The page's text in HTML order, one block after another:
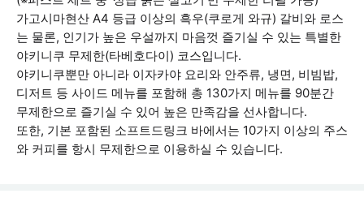
가고시마현산 A4 등급 이상의 흑우(쿠로게 와규) 갈비와 로스
는 물론, 인기가 높은 우설까지 마음껏 즐기실 수 있는 특별한
야키니쿠 무제한(타베호다이) 코스입니다.
야키니쿠뿐만 아니라 이자카야 요리와 안주류, 냉면, 비빔밥,
디저트 등 사이드 메뉴를 포함해 총 130가지 메뉴를 90분간
무제한으로 즐기실 수 있어 높은 만족감을 선사합니다.
또한, 기본 포함된 소프트드링크 바에서는 10가지 이상의 주스
와 커피를 항시 무제한으로 이용하실 수 있습니다.